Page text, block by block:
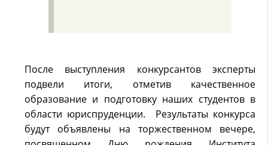
После выступления конкурсантов эксперты
подвели итоги, отметив качественное
образование и подготовку наших студентов в
области юриспруденции. Результаты конкурса
будут объявлены на торжественном вечере,